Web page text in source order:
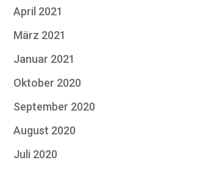
April 2021
März 2021
Januar 2021
Oktober 2020
September 2020
August 2020
Juli 2020